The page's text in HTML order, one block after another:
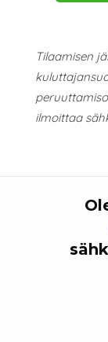
Tilaamisen
ilmoittaa